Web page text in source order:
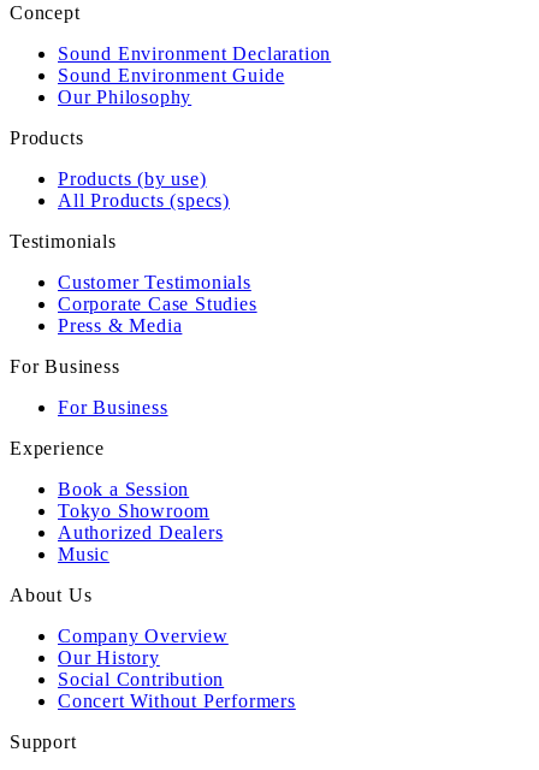
Concept
Sound Environment Declaration
Sound Environment Guide
Our Philosophy
Products
Products (by use)
All Products (specs)
Testimonials
Customer Testimonials
Corporate Case Studies
Press & Media
For Business
For Business
Experience
Book a Session
Tokyo Showroom
Authorized Dealers
Music
About Us
Company Overview
Our History
Social Contribution
Concert Without Performers
Support